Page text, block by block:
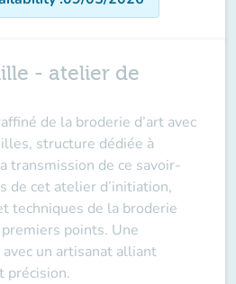
- atelier de
de la broderie d’art avec
structure dédiée à
transmission de ce savoir-
de cet atelier d’initiation,
techniques de la broderie
points. Une
un artisanat alliant
précision.